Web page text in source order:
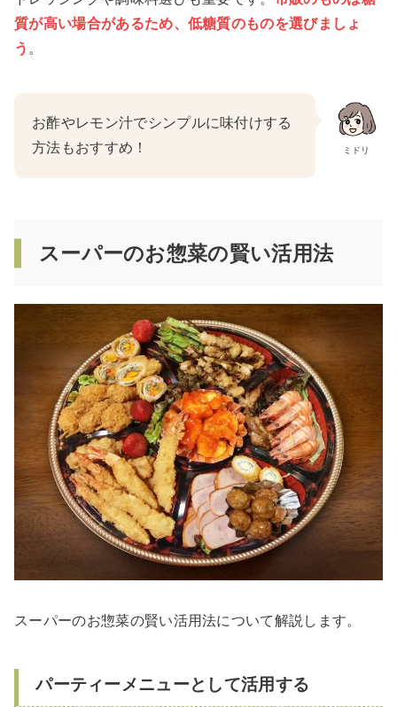
質が高い場合があるため、低糖質のものを選びましょ
う 。
ミドリ
お酢やレモン汁でシンプルに味付けする
方法もおすすめ！
スーパーのお惣菜の賢い活用法
スーパーのお惣菜の賢い活用法について解説します。
パーティーメニューとして活用する